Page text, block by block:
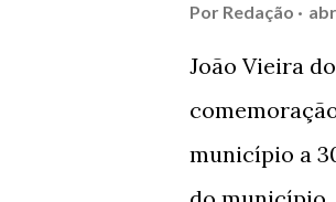
Por Redação
João Vieira
município a